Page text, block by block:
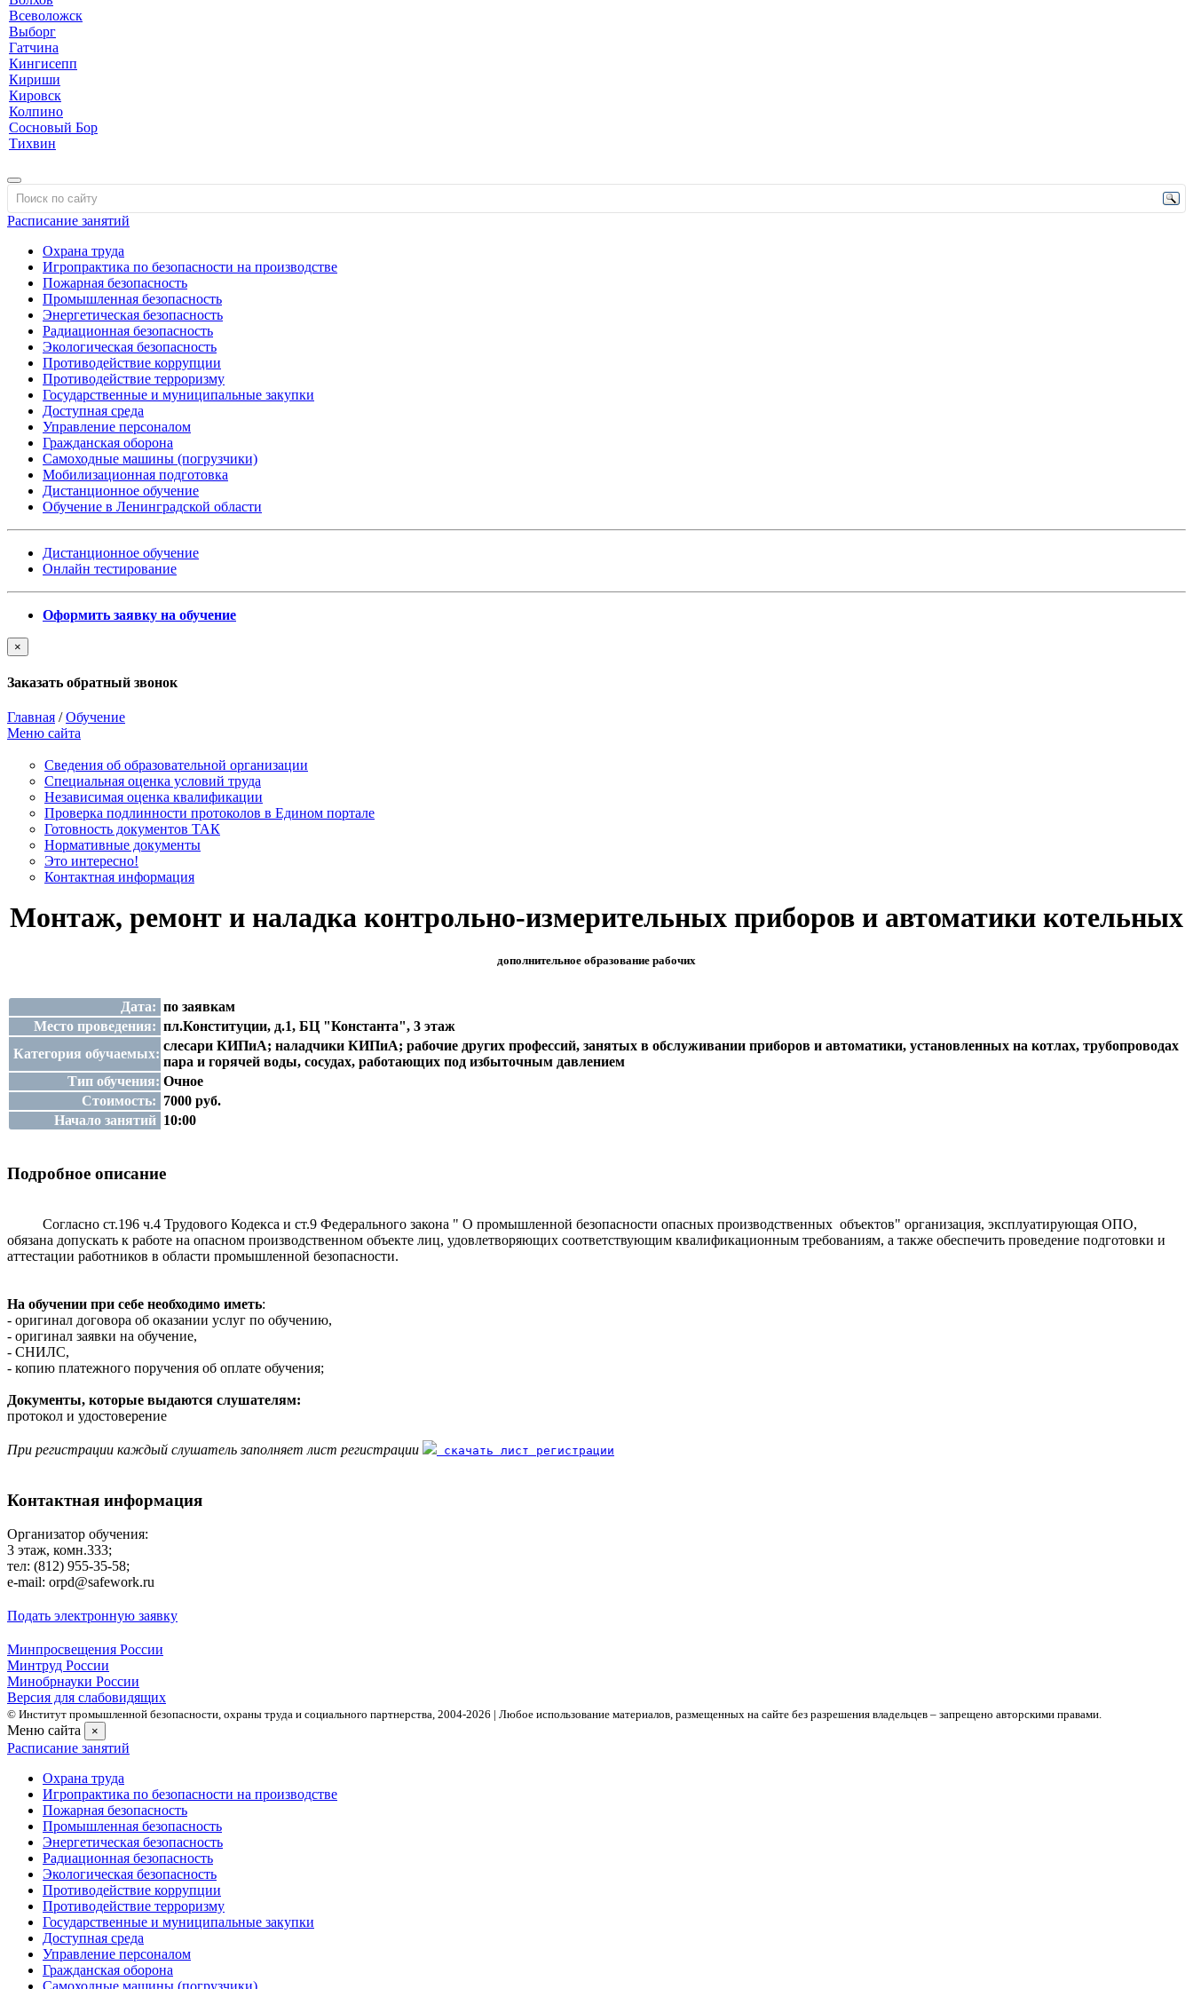
Всеволожск
Выборг
Гатчина
Кингисепп
Кириши
Кировск
Колпино
Сосновый Бор
Тихвин
Расписание занятий
Охрана труда
Игропрактика по безопасности на производстве
Пожарная безопасность
Промышленная безопасность
Энергетическая безопасность
Радиационная безопасность
Экологическая безопасность
Противодействие коррупции
Противодействие терроризму
Государственные и муниципальные закупки
Доступная среда
Управление персоналом
Гражданская оборона
Самоходные машины (погрузчики)
Мобилизационная подготовка
Дистанционное обучение
Обучение в Ленинградской области
Дистанционное обучение
Онлайн тестирование
Оформить заявку на обучение
×
Заказать обратный звонок
Главная /Обучение
Меню сайта
Сведения об образовательной организации
Cпециальная оценка условий труда
Независимая оценка квалификации
Проверка подлинности протоколов в Едином портале
Готовность документов ТАК
Нормативные документы
Это интересно!
Контактная информация
Монтаж, ремонт и наладка контрольно-измерительных приборов и автоматики котельных
дополнительное образование рабочих
Дата: по заявкам
Место проведения: пл.Конституции, д.1, БЦ "Константа", 3 этаж
Категория обучаемых:
слесари КИПиА; наладчики КИПиА; рабочие других профессий, занятых в обслуживании приборов и автоматики, установленных на котлах, трубопроводах
пара и горячей воды, сосудах, работающих под избыточным давлением
Тип обучения: Очное
Стоимость: 7000 руб.
Начало занятий 10:00
Подробное описание
Согласно ст.196 ч.4 Трудового Кодекса и ст.9 Федерального закона " О промышленной безопасности опасных производственных объектов" организация, эксплуатирующая ОПО,
обязана допускать к работе на опасном производственном объекте лиц, удовлетворяющих соответствующим квалификационным требованиям, а также обеспечить проведение подготовки и
аттестации работников в области промышленной безопасности.
На обучении при себе необходимо иметь:
- оригинал договора об оказании услуг по обучению,
- оригинал заявки на обучение,
- СНИЛС,
- копию платежного поручения об оплате обучения;
Документы, которые выдаются слушателям:
протокол и удостоверение
При регистрации каждый слушатель заполняет лист регистрации скачать лист регистрации
Контактная информация
Организатор обучения:
3 этаж, комн.333;
тел: (812) 955-35-58;
e-mail: orpd@safework.ru
Подать электронную заявку
Минпросвещения России
Минтруд России
Минобрнауки России
Версия для слабовидящих
© Институт промышленной безопасности, охраны труда и социального партнерства, 2004- 2026 | Любое использование материалов, размещенных на сайте без разрешения владельцев – запрещено авторскими правами.
Меню сайта ×
Расписание занятий
Охрана труда
Игропрактика по безопасности на производстве
Пожарная безопасность
Промышленная безопасность
Энергетическая безопасность
Радиационная безопасность
Экологическая безопасность
Противодействие коррупции
Противодействие терроризму
Государственные и муниципальные закупки
Доступная среда
Управление персоналом
Гражданская оборона